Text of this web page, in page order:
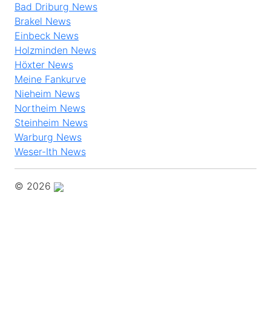
Bad Driburg News
Brakel News
Einbeck News
Holzminden News
Höxter News
Meine Fankurve
Nieheim News
Northeim News
Steinheim News
Warburg News
Weser-Ith News
© 2026